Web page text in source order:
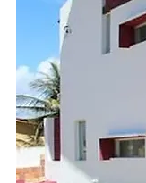
Cinco casas na